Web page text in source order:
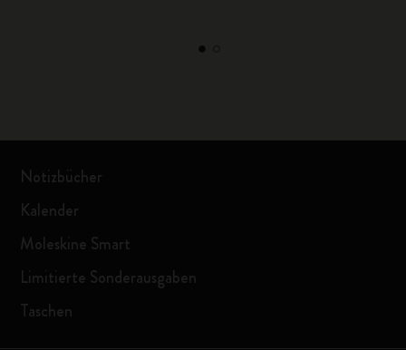
Notizbücher
Kalender
Moleskine Smart
Limitierte Sonderausgaben
Taschen